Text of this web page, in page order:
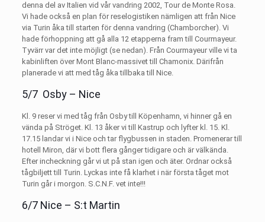
denna del av Italien vid vår vandring 2002, Tour de Monte Rosa.
Vi hade också en plan för reselogistiken nämligen att från Nice
via Turin åka till starten för denna vandring (Chamborcher). Vi
hade förhoppning att gå alla 12 etapperna fram till Courmayeur.
Tyvärr var det inte möjligt (se nedan). Från Courmayeur ville vi ta
kabinliften över Mont Blanc-massivet till Chamonix. Därifrån
planerade vi att med tåg åka tillbaka till Nice.
5/7 Osby – Nice
Kl. 9 reser vi med tåg från Osby till Köpenhamn, vi hinner gå en
vända på Ströget. Kl. 13 åker vi till Kastrup och lyfter kl. 15. Kl.
17.15 landar vi i Nice och tar flygbussen in staden. Promenerar till
hotell Miron, där vi bott flera gånger tidigare och är välkända.
Efter incheckning går vi ut på stan igen och äter. Ordnar också
tågbiljett till Turin. Lyckas inte få klarhet i när första tåget mot
Turin går i morgon. S.C.N.F. vet inte!!!
6/7 Nice – S:t Martin